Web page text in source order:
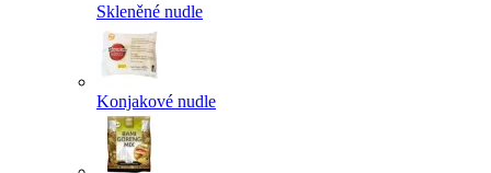
Skleněné nudle
Konjakové nudle